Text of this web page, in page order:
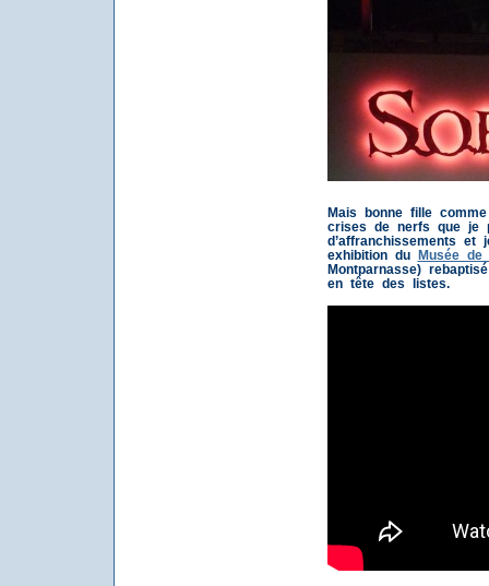
Mais bonne fille
crises de nerfs que je
d’affranchissements
exhibition du Musée de
Montparnasse)
en tête des listes.